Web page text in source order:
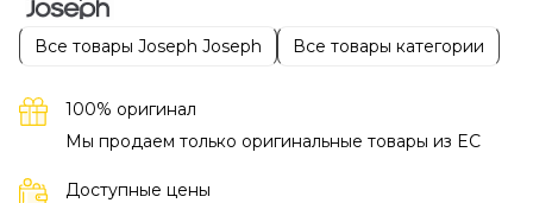
Все товары Joseph Joseph Все товары категории
100% оригинал
Мы продаем только оригинальные товары из EC
Доступные цены